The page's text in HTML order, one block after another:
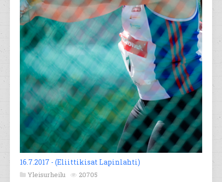
16.7.2017 - (Eliittikisat Lapinlahti)
Yleisurheilu 20705